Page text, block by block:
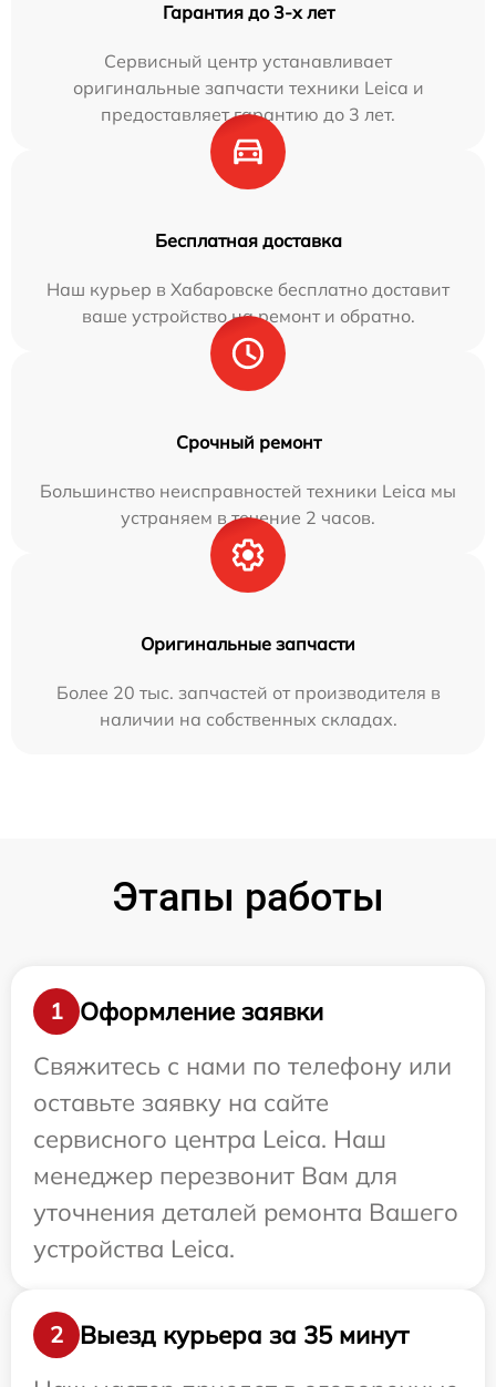
Гарантия до 3-х лет
Сервисный центр устанавливает
оригинальные запчасти техники Leica и
предоставляет гарантию до 3 лет.
Бесплатная доставка
Наш курьер в Хабаровске бесплатно доставит
ваше устройство на ремонт и обратно.
Срочный ремонт
Большинство неисправностей техники Leica мы
устраняем в течение 2 часов.
Оригинальные запчасти
Более 20 тыс. запчастей от производителя в
наличии на собственных складах.
Этапы работы
1
Оформление заявки
Свяжитесь с нами по телефону или
оставьте заявку на сайте
сервисного центра Leica. Наш
менеджер перезвонит Вам для
уточнения деталей ремонта Вашего
устройства Leica.
2
Выезд курьера за 35 минут